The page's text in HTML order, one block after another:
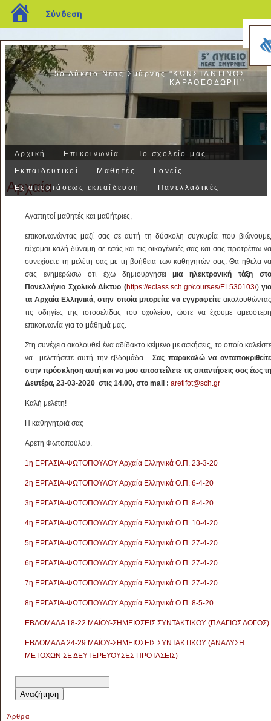
blogs.sch.gr
Σύνδεση
5ο Λύκειο Νέας Σμύρνης "ΚΩΝΣΤΑΝΤΙΝΟΣ
ΚΑΡΑΘΕΟΔΩΡΗ''
Αρχική Επικοινωνία
Το σχολείο μας
Εκπαιδευτικοί
Μαθητές
Γονείς
Εξ αποστάσεως εκπαίδευση
Πανελλαδικές
Αρχαία
Αγαπητοί μαθητές και μαθήτριες,
επικοινωνώντας μαζί σας σε αυτή τη δύσκολη συγκυρία που βιώνουμε,
εύχομαι καλή δύναμη σε εσάς και τις οικογένειές σας και σας προτρέπω να
συνεχίσετε τη μελέτη σας με τη βοήθεια των καθηγητών σας. Θα ήθελα να
σας ενημερώσω ότι έχω δημιουργήσει μια ηλεκτρονική τάξη στο
Πανελλήνιο Σχολικό Δίκτυο (https://eclass.sch.gr/courses/EL530103/) για
τα Αρχαία Ελληνικά, στην οποία μπορείτε να εγγραφείτε ακολουθώντας
τις οδηγίες της ιστοσελίδας του σχολείου, ώστε να έχουμε αμεσότερη
επικοινωνία για το μάθημά μας.
Στη συνέχεια ακολουθεί ένα αδίδακτο κείμενο με ασκήσεις, το οποίο καλείστε
να μελετήσετε αυτή την εβδομάδα. Σας παρακαλώ να
στην πρόσκληση αυτή και να μου αποστείλετε τις απαντήσεις σας έως τη
Δευτέρα, 23-03-2020 στις 14.00, στο mail : aretifot@sch.gr
Καλή μελέτη!
Η καθηγήτριά σας
Αρετή Φωτοπούλου.
1η ΕΡΓΑΣΙΑ-ΦΩΤΟΠΟΥΛΟΥ Αρχαία Ελληνικά Ο.Π. 23-3-20
2η ΕΡΓΑΣΙΑ-ΦΩΤΟΠΟΥΛΟΥ Αρχαία Ελληνικά Ο.Π. 6-4-20
3η ΕΡΓΑΣΙΑ-ΦΩΤΟΠΟΥΛΟΥ Αρχαία Ελληνικά Ο.Π. 8-4-20
4η ΕΡΓΑΣΙΑ-ΦΩΤΟΠΟΥΛΟΥ Αρχαία Ελληνικά Ο.Π. 10-4-20
5η ΕΡΓΑΣΙΑ-ΦΩΤΟΠΟΥΛΟΥ Αρχαία Ελληνικά Ο.Π. 27-4-20
6η ΕΡΓΑΣΙΑ-ΦΩΤΟΠΟΥΛΟΥ Αρχαία Ελληνικά Ο.Π. 27-4-20
7η ΕΡΓΑΣΙΑ-ΦΩΤΟΠΟΥΛΟΥ Αρχαία Ελληνικά Ο.Π. 27-4-20
8η ΕΡΓΑΣΙΑ-ΦΩΤΟΠΟΥΛΟΥ Αρχαία Ελληνικά Ο.Π. 8-5-20
ΕΒΔΟΜΑΔΑ 18-22 ΜΑΪΟΥ-ΣΗΜΕΙΩΣΕΙΣ ΣΥΝΤΑΚΤΙΚΟΥ (ΠΛΑΓΙΟΣ ΛΟΓΟΣ)
ΕΒΔΟΜΑΔΑ 24-29 ΜΑΪΟΥ-ΣΗΜΕΙΩΣΕΙΣ ΣΥΝΤΑΚΤΙΚΟΥ (ΑΝΑΛΥΣΗ
ΜΕΤΟΧΩΝ ΣΕ ΔΕΥΤΕΡΕΥΟΥΣΕΣ ΠΡΟΤΑΣΕΙΣ)
για:
Άρθρα